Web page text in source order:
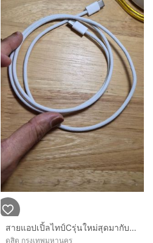
สายแอปเปิ้ลไทป์Cรุ่นใหม่สุดมากับไอโฟน17 ขายแค่490ลดจาก790
ดุสิต กรุงเทพมหานคร